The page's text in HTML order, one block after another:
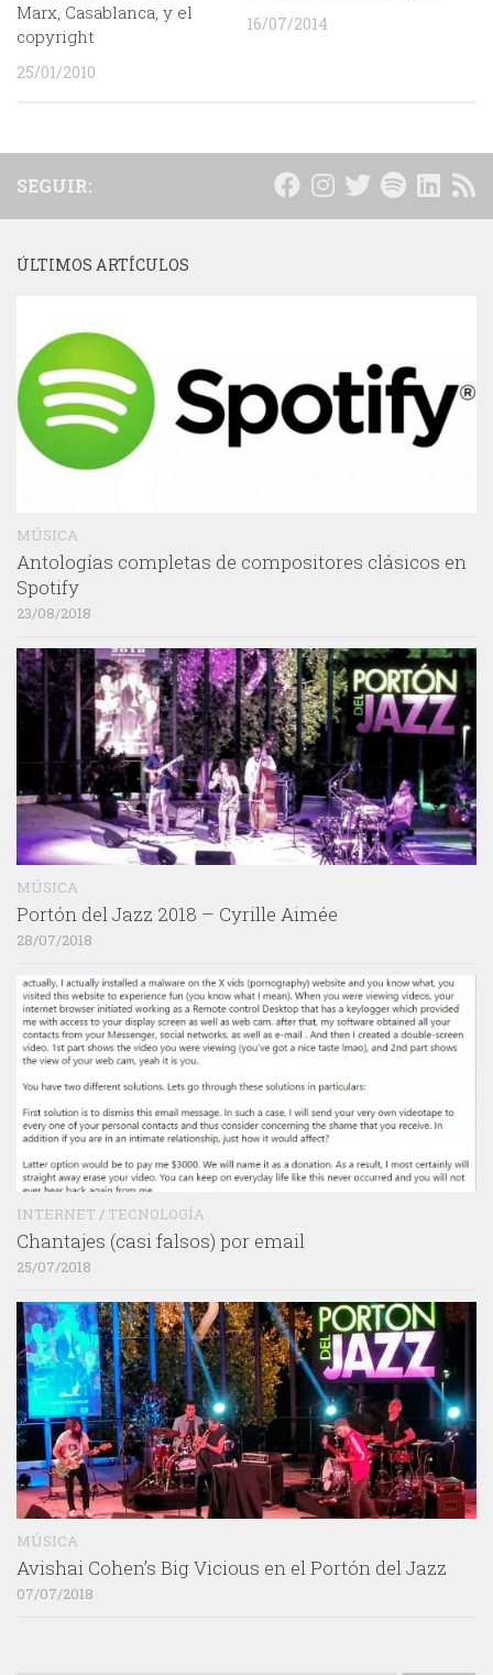
Marx, Casablanca, y el
copyright
25/01/2010
16/07/2014
SEGUIR:
ÚLTIMOS ARTÍCULOS
MÚSICA
Antologías completas de compositores clásicos en
Spotify
23/08/2018
MÚSICA
Portón del Jazz 2018 – Cyrille Aimée
28/07/2018
INTERNET / TECNOLOGÍA
Chantajes (casi falsos) por email
25/07/2018
MÚSICA
Avishai Cohen’s Big Vicious en el Portón del Jazz
07/07/2018